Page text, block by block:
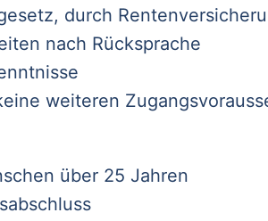
durch
nach Rücksprache
weiteren
über 25 Jahren